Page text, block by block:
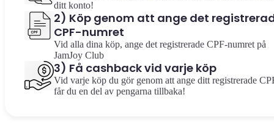
ditt konto!
2) Köp genom att ange det
CPF-numret
Vid alla dina köp, ange det registrerade CPF-numret på
JamJoy Club
3) Få cashback vid varje köp
Vid varje köp du gör genom att ange ditt registrerade
får du en del av pengarna tillbaka!